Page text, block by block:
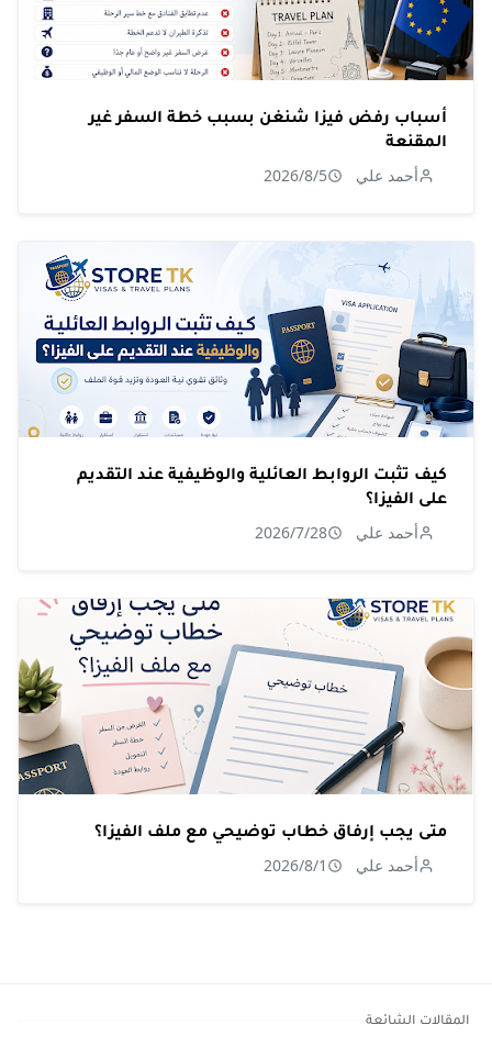
أسباب رفض فيزا شنغن بسبب خطة السفر غير
المقنعة
أحمد علي 2026/8/5
كيف تثبت الروابط العائلية والوظيفية عند التقديم
على الفيزا؟
أحمد علي 2026/7/28
متى يجب إرفاق خطاب توضيحي مع ملف الفيزا؟
أحمد علي 2026/8/1
المقالات الشائعة